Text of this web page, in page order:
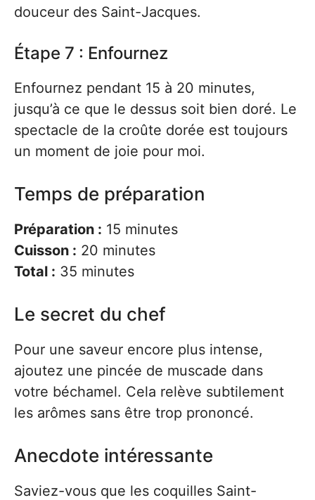
douceur des Saint-Jacques.
Étape 7 : Enfournez
Enfournez pendant 15 à 20 minutes,
jusqu’à ce que le dessus soit bien doré. Le
spectacle de la croûte dorée est toujours
un moment de joie pour moi.
Temps de préparation
Préparation : 15 minutes
Cuisson : 20 minutes
Total : 35 minutes
Le secret du chef
Pour une saveur encore plus intense,
ajoutez une pincée de muscade dans
votre béchamel. Cela relève subtilement
les arômes sans être trop prononcé.
Anecdote intéressante
Saviez-vous que les coquilles Saint-